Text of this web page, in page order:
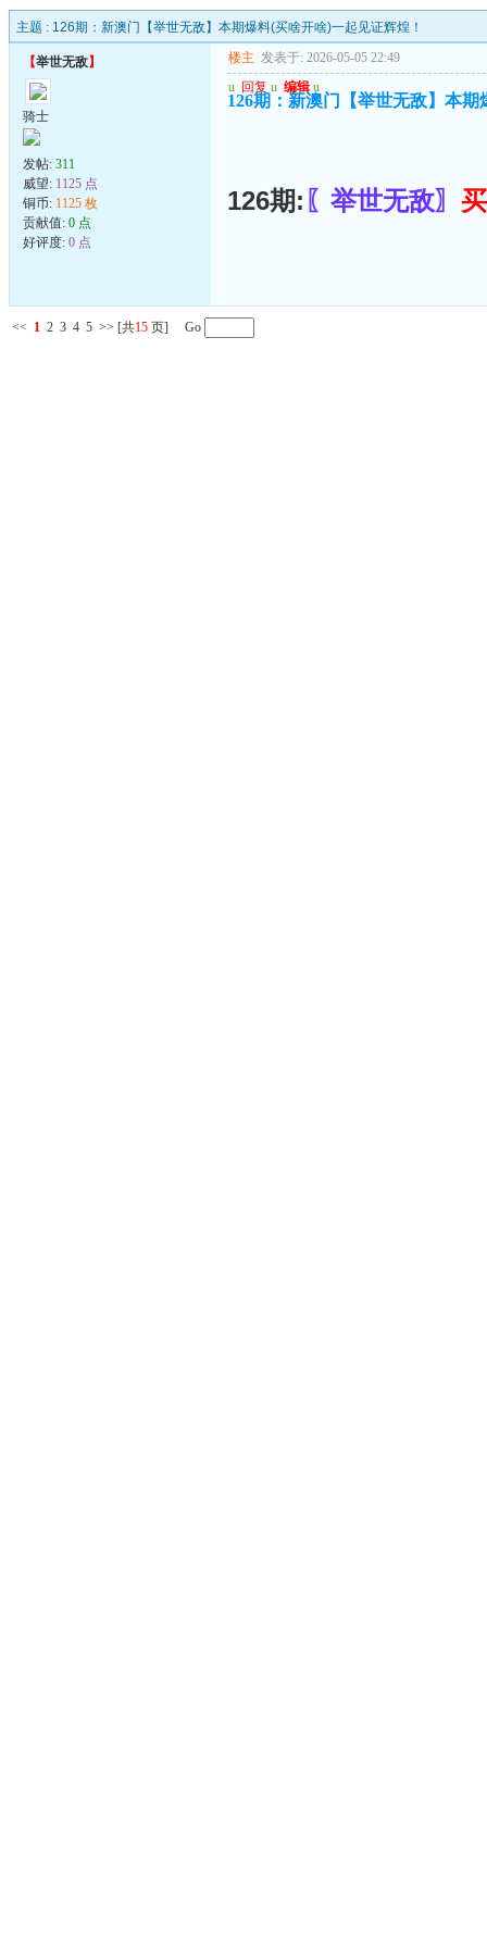
主题 : 126期：新澳门【举世无敌】本期爆料(买啥开啥)一起见证辉煌！
【举世无敌】
骑士
发帖: 311
威望: 1125 点
铜币: 1125 枚
贡献值: 0 点
好评度: 0 点
楼主 发表于: 2026-05-05 22:49
u 回复 u 编辑 u
126期：新澳门【举世无敌】本
126期: 〖举世无敌〗
<< 1 2 3 4 5 >> [共15 页] Go